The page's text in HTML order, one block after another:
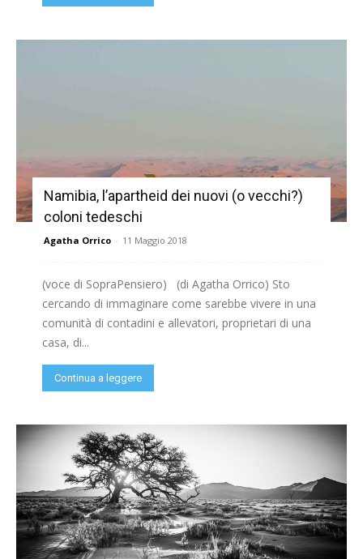
Namibia, l’apartheid dei nuovi (o vecchi?)
coloni tedeschi
Agatha Orrico - 11 Maggio 2018
(voce di SopraPensiero) (di Agatha Orrico) Sto
cercando di immaginare come sarebbe vivere in una
comunità di contadini e allevatori, proprietari di una
casa, di...
Continua a leggere